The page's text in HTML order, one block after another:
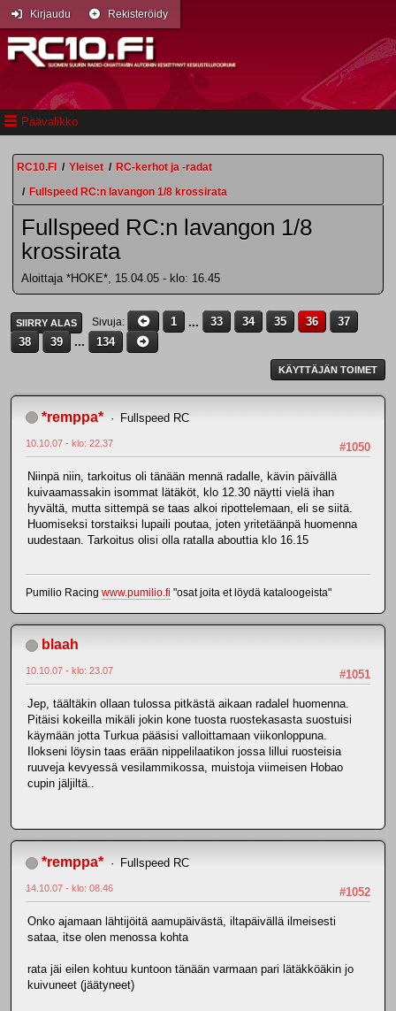
Päävalikko
Kirjaudu Rekisteröidy
RC10.FI / Yleiset / RC-kerhot ja -radat
/ Fullspeed RC:n lavangon 1/8 krossirata
Fullspeed RC:n lavangon 1/8
krossirata
Aloittaja *HOKE*, 15.04.05 - klo: 16.45
SIIRRY ALAS Sivuja 1 ... 33 34 35 36
37
38
39 ... 134
KÄYTTÄJÄN TOIMET
*remppa* Fullspeed RC
#1050
10.10.07 - klo: 22.37
Niinpä niin, tarkoitus oli tänään mennä radalle, kävin päivällä
kuivaamassakin isommat lätäköt, klo 12.30 näytti vielä ihan
hyvältä, mutta sittempä se taas alkoi ripottelemaan, eli se siitä.
Huomiseksi torstaiksi lupaili poutaa, joten yritetäänpä huomenna
uudestaan. Tarkoitus olisi olla ratalla abouttia klo 16.15
Pumilio Racing www.pumilio.fi "osat joita et löydä kataloogeista"
blaah
#1051
10.10.07 - klo: 23.07
Jep, täältäkin ollaan tulossa pitkästä aikaan radalel huomenna.
Pitäisi kokeilla mikäli jokin kone tuosta ruostekasasta suostuisi
käymään jotta Turkua pääsisi valloittamaan viikonloppuna.
Ilokseni löysin taas erään nippelilaatikon jossa lillui ruosteisia
ruuveja kevyessä vesilammikossa, muistoja viimeisen Hobao
cupin jäljiltä..
*remppa* Fullspeed RC
#1052
14.10.07 - klo: 08.46
Onko ajamaan lähtijöitä aamupäivästä, iltapäivällä ilmeisesti
sataa, itse olen menossa kohta
rata jäi eilen kohtuu kuntoon tänään varmaan pari lätäkköäkin jo
kuivuneet (jäätyneet)